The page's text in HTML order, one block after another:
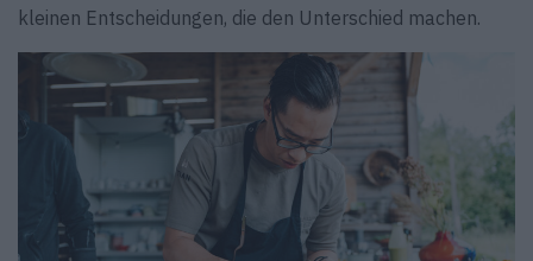
kleinen Entscheidungen, die den Unterschied machen.